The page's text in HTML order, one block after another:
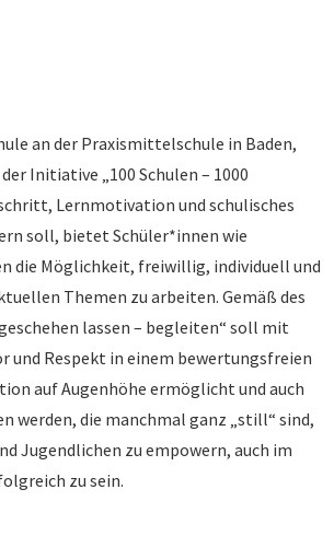
an der Praxismittelschule in Baden,
Initiative „100 Schulen – 1000
Lernmotivation und schulisches
soll, bietet Schüler*innen wie
die Möglichkeit, freiwillig, individuell und
Themen zu arbeiten. Gemäß des
lassen – begleiten“ soll mit
und Respekt in einem bewertungsfreien
auf Augenhöhe ermöglicht und auch
werden, die manchmal ganz „still“ sind,
Jugendlichen zu empowern, auch im
zu sein.